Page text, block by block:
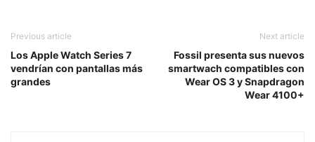
Previous article
Los Apple Watch Series 7
vendrían con pantallas más
grandes
Next article
Fossil presenta sus nuevos
smartwach compatibles con
Wear OS 3 y Snapdragon
Wear 4100+